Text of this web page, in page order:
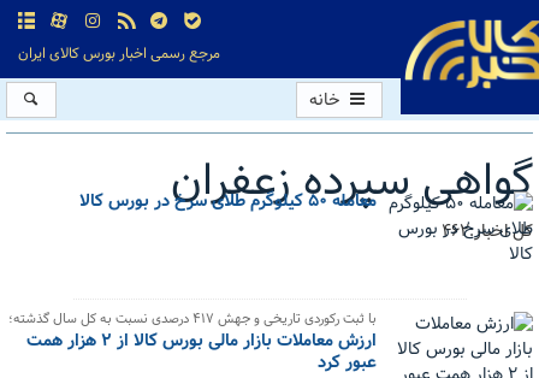
مرجع رسمی اخبار بورس کالای ایران
خانه
گواهی سپرده زعفران
کل اخبار:462
معامله ۵۰ کیلوگرم طلای سرخ در بورس کالا
با ثبت رکوردی تاریخی و جهش ۴۱۷ درصدی نسبت به کل سال گذشته؛
ارزش معاملات بازار مالی بورس کالا از ۲ هزار همت
عبور کرد